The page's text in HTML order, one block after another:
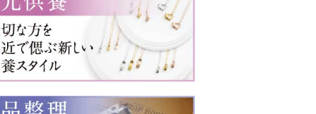
2017年10月
2017年9月
2017年8月
2017年7月
2017年6月